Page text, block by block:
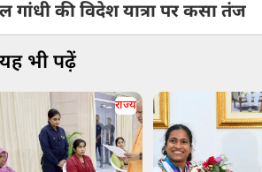
गांधी की विदेश यात्रा पर कसा तंज
यह भी पढ़ें
राज्य